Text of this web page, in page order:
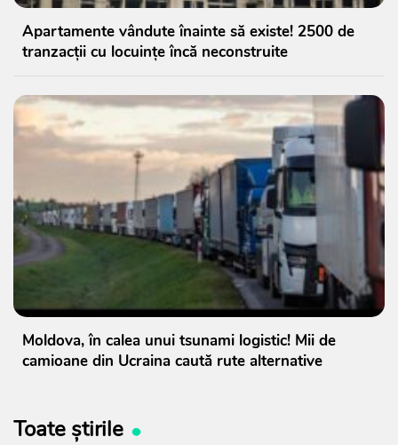
Apartamente vândute înainte să existe! 2500 de
tranzacții cu locuințe încă neconstruite
Moldova, în calea unui tsunami logistic! Mii de
camioane din Ucraina caută rute alternative
Toate știrile